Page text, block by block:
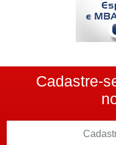
Cadastre-